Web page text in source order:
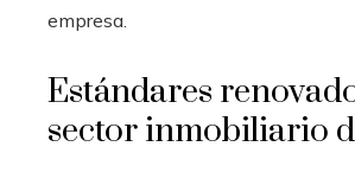
empresa.
Estándares
sector inmobiliario